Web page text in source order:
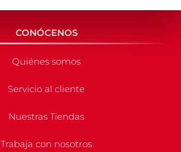
CONÓCENOS
Quiénes somos
Servicio al cliente
Nuestras Tiendas
Trabaja con nosotros